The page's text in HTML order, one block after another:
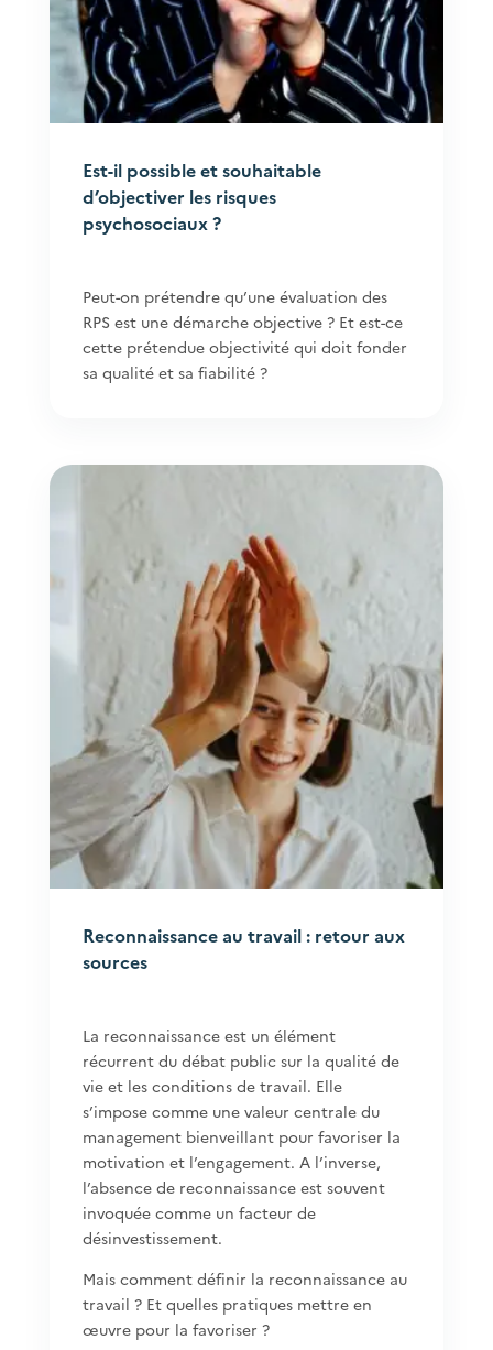
Est-il possible et souhaitable
d’objectiver les risques
psychosociaux ?
Peut-on prétendre qu’une évaluation des
RPS est une démarche objective ? Et est-ce
cette prétendue objectivité qui doit fonder
sa qualité et sa fiabilité ?
Reconnaissance au travail : retour aux
sources
La reconnaissance est un élément
récurrent du débat public sur la qualité de
vie et les conditions de travail. Elle
s’impose comme une valeur centrale du
management bienveillant pour favoriser la
motivation et l’engagement. A l’inverse,
l’absence de reconnaissance est souvent
invoquée comme un facteur de
désinvestissement.
Mais comment définir la reconnaissance au
travail ? Et quelles pratiques mettre en
œuvre pour la favoriser ?